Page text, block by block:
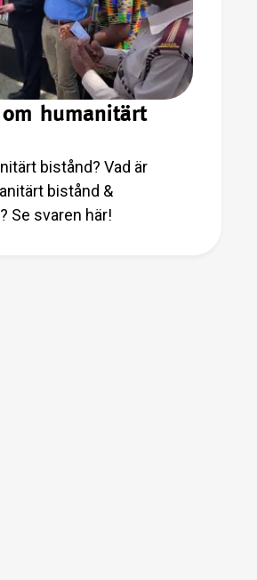
humanitärt
bistånd? Vad är
bistånd &
Se svaren här!